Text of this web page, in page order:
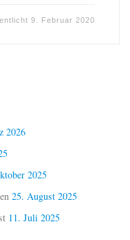
9. Februar 2020
2026
2025
25. August 2025
11. Juli 2025